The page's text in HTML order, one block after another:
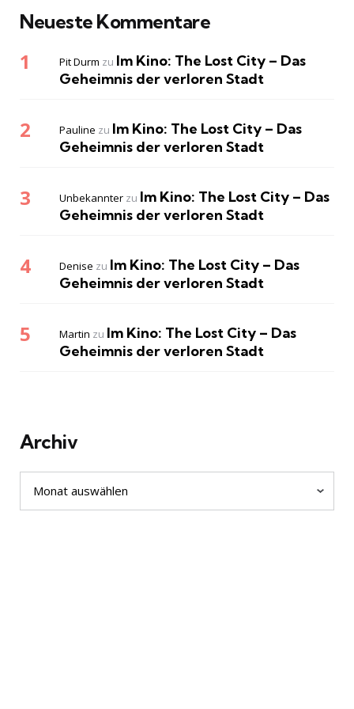
Neueste Kommentare
Pit Durm zu Im Kino: The Lost City – Das
Geheimnis der verloren Stadt
Pauline zu Im Kino: The Lost City – Das
Geheimnis der verloren Stadt
Unbekannter zu Im Kino: The Lost City – Das
Geheimnis der verloren Stadt
Denise zu Im Kino: The Lost City – Das
Geheimnis der verloren Stadt
Martin zu Im Kino: The Lost City – Das
Geheimnis der verloren Stadt
Archiv
Archiv